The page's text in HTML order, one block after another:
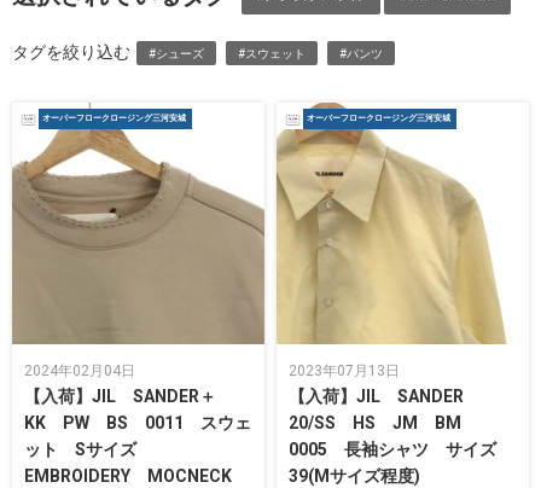
タグを絞り込む #シューズ #スウェット #パンツ
オーバーフロークロージング三河安城
2024年02月04日
【入荷】JIL SANDER＋
KK PW BS 0011 スウェ
ット Sサイズ
EMBROIDERY MOCNECK
オーバーフロークロージング三河安城
2023年07月13日
【入荷】JIL SANDER
20/SS HS JM BM
0005 長袖シャツ サイズ
39(Mサイズ程度)